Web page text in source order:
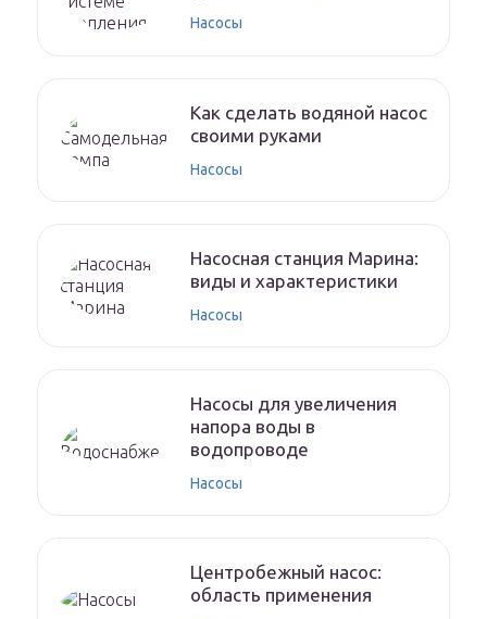
Насосы
Как сделать водяной насос
своими руками
Насосы
Насосная станция Марина:
виды и характеристики
Насосы
Насосы для увеличения
напора воды в
водопроводе
Насосы
Центробежный насос:
область применения